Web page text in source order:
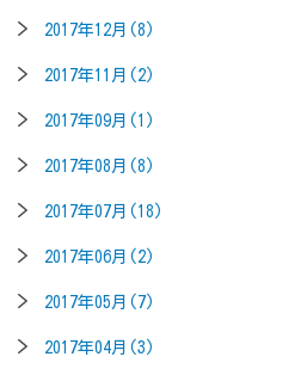
2017年12月(8)
2017年11月(2)
2017年09月(1)
2017年08月(8)
2017年07月(18)
2017年06月(2)
2017年05月(7)
2017年04月(3)